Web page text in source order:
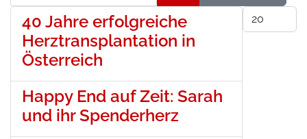
Anzeige #
40 Jahre erfolgreiche
Herztransplantation in
Österreich
Happy End auf Zeit: Sarah
und ihr Spenderherz